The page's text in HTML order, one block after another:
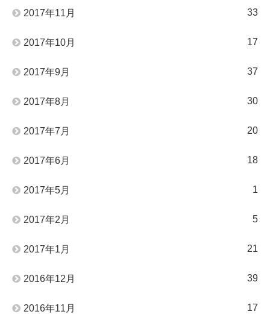
2017年11月 33
2017年10月 17
2017年9月 37
2017年8月 30
2017年7月 20
2017年6月 18
2017年5月 1
2017年2月 5
2017年1月 21
2016年12月 39
2016年11月 17